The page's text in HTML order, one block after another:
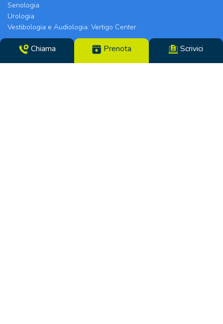
Senologia
Urologia
Vestibologia e Audiologia: Vertigo Center
Poliambulatorio Chirurgico Modenese srl | Sede
Legale e Chirurgia: Via Arquà, 5 | Eyecare Clinic,
Chiama Prenota Scrivici